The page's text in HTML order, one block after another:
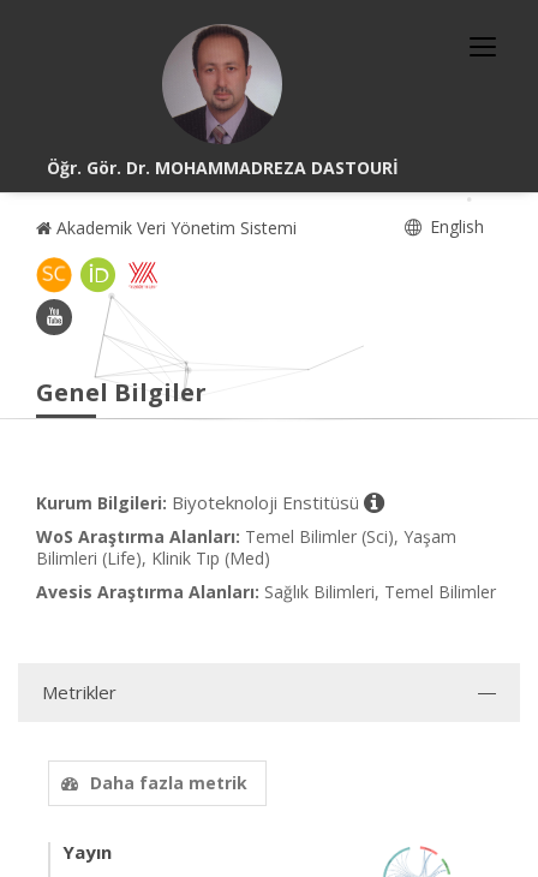
Öğr. Gör. Dr. MOHAMMADREZA DASTOURİ
Akademik Veri Yönetim Sistemi English
Genel Bilgiler
Kurum Bilgileri: Biyoteknoloji Enstitüsü
WoS Araştırma Alanları: Temel Bilimler (Sci), Yaşam
Bilimleri (Life), Klinik Tıp (Med)
Avesis Araştırma Alanları: Sağlık Bilimleri, Temel Bilimler
Metrikler
Daha fazla metrik
Yayın